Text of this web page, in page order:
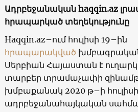
Ադրբեջանական haqqin.az
հրապարկած տեղեկությունը
Haqqin.az–ում հուլիսի 19–ին
հրապարակված
Սերբիան Հայաստան է
տարբեր տրամաչափի
խմբաքանակ 2020 թ–ի
ադրբեջանահայկական